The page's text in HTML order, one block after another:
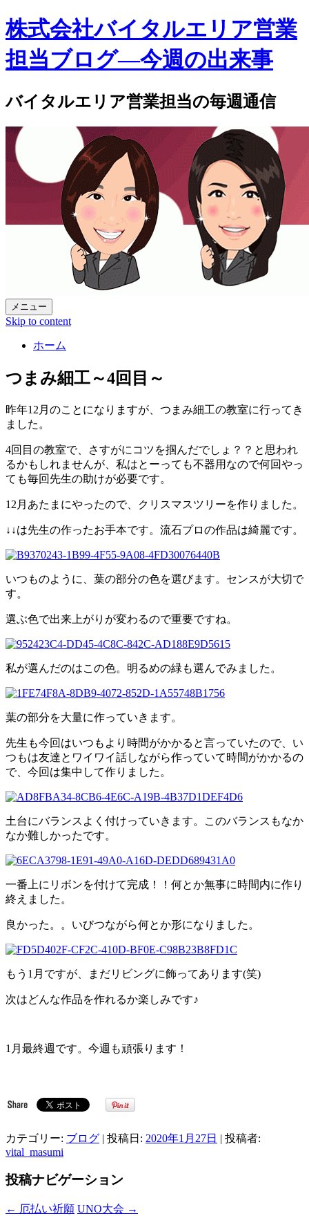
株式会社バイタルエリア営業
担当ブログ―今週の出来事
バイタルエリア営業担当の毎週通信
メニュー
Skip to content
ホーム
つまみ細工～4回目～
昨年12月のことになりますが、つまみ細工の教室に行ってき
ました。
4回目の教室で、さすがにコツを掴んだでしょ？？と思われ
るかもしれませんが、私はとーっても不器用なので何回やっ
ても毎回先生の助けが必要です。
12月あたまにやったので、クリスマスツリーを作りました。
↓↓は先生の作ったお手本です。流石プロの作品は綺麗です。
いつものように、葉の部分の色を選びます。センスが大切で
す。
選ぶ色で出来上がりが変わるので重要ですね。
私が選んだのはこの色。明るめの緑も選んでみました。
葉の部分を大量に作っていきます。
先生も今回はいつもより時間がかかると言っていたので、い
つもは友達とワイワイ話しながら作っていて時間がかかるの
で、今回は集中して作りました。
土台にバランスよく付けっていきます。このバランスもなか
なか難しかったです。
一番上にリボンを付けて完成！！何とか無事に時間内に作り
終えました。
良かった。。いびつながら何とか形になりました。
もう1月ですが、まだリビングに飾ってあります(笑)
次はどんな作品を作れるか楽しみです♪
1月最終週です。今週も頑張ります！
カテゴリー: ブログ | 投稿日: 2020年1月27日 | 投稿者:
vital_masumi
投稿ナビゲーション
← 厄払い祈願 UNO大会 →